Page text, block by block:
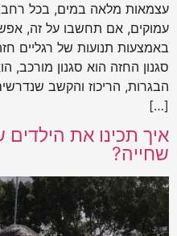
עצמאות מלאה במים, בכל
עמוקים, אם תחשבו על זה,
באמצעות תנועות של רגליים
סגנון החזה הוא סגנון מורכב,
הבגרות, הריכוז והקשב
[…]
איך תכינו את
שחייה?